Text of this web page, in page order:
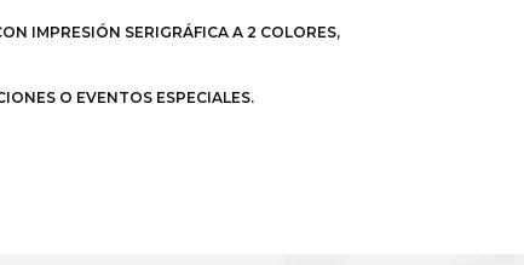
IMPRESIÓN SERIGRÁFICA A 2 COLORES,
O EVENTOS ESPECIALES.